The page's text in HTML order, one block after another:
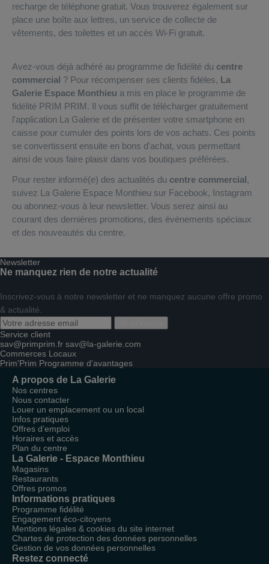
recharge de téléphone gratuit. Vous trouverez également sur
place une boîte aux lettres, un service de collecte de
vêtements, des toilettes et un accès Wi-Fi gratuit.
Avez-vous déjà adhéré au programme de fidélité du centre
commercial ? Pour récompenser ses clients fidèles, La
Galerie Espace Monthieu a mis en place le programme de
fidélité PRIM PRIM. Il vous suffit de télécharger gratuitement
l'application La Galerie et de présenter votre smartphone en
caisse pour cumuler des points lors de vos achats. Ces points
se convertissent ensuite en bons d'achat, vous permettant
ainsi de vous faire plaisir dans vos boutiques préférées.
Pour rester informé(e) des actualités du centre commercial,
suivez La Galerie Espace Monthieu sur Facebook, Instagram
ou abonnez-vous à leur newsletter. Vous serez ainsi au
courant des dernières promotions, des événements spéciaux
et des nouveautés du centre.
Newsletter
Ne manquez rien de notre actualité
Inscrivez-vous à notre newsletter et ne manquez aucune offre promo
& actualité.
Service client
sav@primprim.fr sav@la-galerie.com
Commerces Locaux
Prim'Prim Programme d'avantages
A propos de La Galerie
Nos centres
Nous contacter
Louer un emplacement ou un local
Infos pratiques
Offres d’emploi
Horaires et accès
Plan du centre
La Galerie - Espace Monthieu
Magasins
Restaurants
Offres promos
Informations pratiques
Programme fidélité
Engagement éco-citoyens
Mentions légales & cookies du site internet
Chartes de protection des données personnelles
Gestion de vos données personnelles
Restez connecté